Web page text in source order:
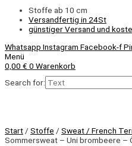
Stoffe ab 10 cm
Versandfertig in 24St
günstiger Versand und
Whatsapp Instagram Facebook-f
Menü
0,00 € 0 Warenkorb
Search for:
Start / Stoffe / Sweat / French
Sommersweat – Uni brombeere –